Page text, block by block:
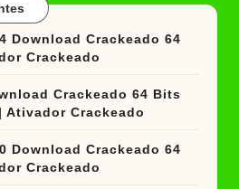
Download Crackeado 64
Crackeado
Crackeado 64 Bits
Ativador Crackeado
Download Crackeado 64
Crackeado